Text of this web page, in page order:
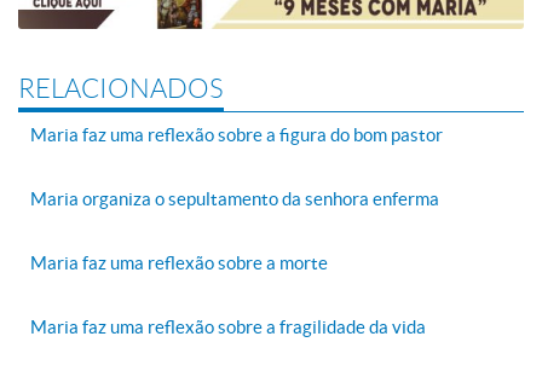
RELACIONADOS
Maria faz uma reflexão sobre a figura do bom pastor
Maria organiza o sepultamento da senhora enferma
Maria faz uma reflexão sobre a morte
Maria faz uma reflexão sobre a fragilidade da vida